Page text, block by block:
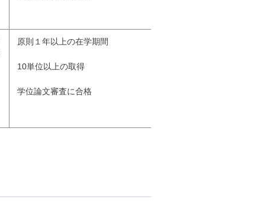
原則１年以上の在学期間
10単位以上の取得
学位論文審査に合格